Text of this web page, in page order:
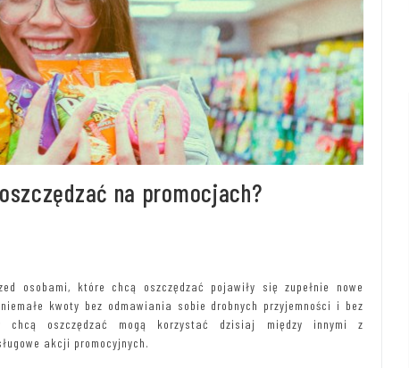
na promocjach?
osobami, które chcą oszczędzać pojawiły się zupełnie nowe
kwoty bez odmawiania sobie drobnych przyjemności i bez
chcą oszczędzać mogą korzystać dzisiaj między innymi z
akcji promocyjnych.